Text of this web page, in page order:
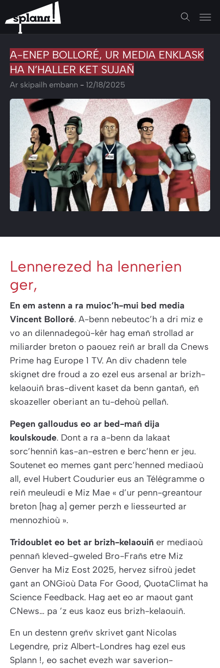
A-ENEP BOLLORÉ, UR MEDIA ENKLASK
HA N’HALLER KET SUJAÑ
Ar skipailh embann - 12/18/2025
Lennerezed ha lennerien
ger,
En em astenn a ra muioc’h-mui bed media
Vincent Bolloré. A-benn nebeutoc’h a dri miz e
vo an dilennadegoù-kêr hag emañ strollad ar
miliarder breton o paouez reiñ ar brall da Cnews
Prime hag Europe 1 TV. An div chadenn tele
skignet dre froud a zo ezel eus arsenal ar brizh-
kelaouiñ bras-divent kaset da benn gantañ, eñ
skoazeller oberiant an tu-dehoù pellañ.
Pegen galloudus eo ar bed-mañ dija
koulskoude. Dont a ra a-benn da lakaat
sorc’henniñ kas-an-estren e berc’henn er jeu.
Soutenet eo memes gant perc’henned mediaoù
all, evel Hubert Coudurier eus an Télégramme o
reiñ meuleudi e Miz Mae « d’ur penn-greantour
breton [hag a] gemer perzh e liesseurted ar
mennozhioù ».
Tridoublet eo bet ar brizh-kelaouiñer mediaoù
pennañ kleved-gweled Bro-Frañs etre Miz
Genver ha Miz Eost 2025, hervez sifroù jedet
gant an ONGioù Data For Good, QuotaClimat ha
Science Feedback. Hag aet eo ar maout gant
CNews… pa ’z eus kaoz eus brizh-kelaouiñ.
En un destenn greñv skrivet gant Nicolas
Legendre, priz Albert-Londres hag ezel eus
Splann !, eo sachet evezh war saverion-